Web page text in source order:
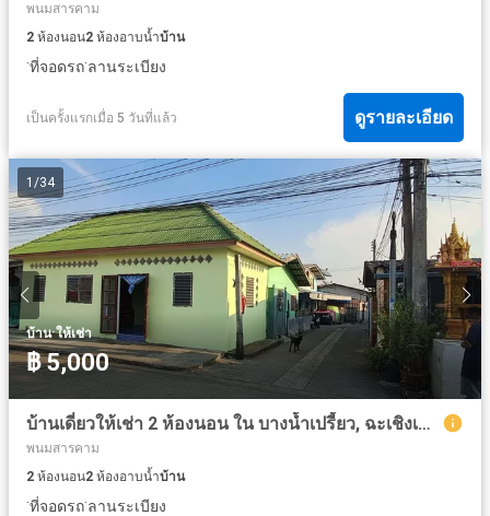
พนมสารคาม
2 ห้องนอน2 ห้องอาบน้ำบ้าน
·ที่จอดรถ·ลานระเบียง
เป็นครั้งแรกเมื่อ 5 วันที่แล้ว ดูรายละเอียด
1 /34
บ้าน·ให้เช่า
฿ 5,000
บ้านเดี่ยวให้เช่า 2 ห้องนอน ใน บางน้ำเปรี้ยว, ฉะเชิงเทรา
พนมสารคาม
2 ห้องนอน2 ห้องอาบน้ำบ้าน
·ที่จอดรถ·ลานระเบียง